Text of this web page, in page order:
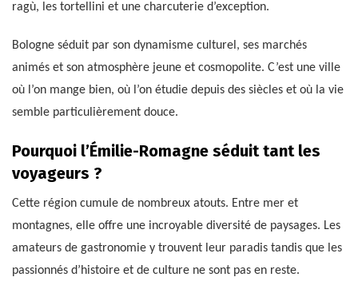
ragù, les tortellini et une charcuterie d’exception.
Bologne séduit par son dynamisme culturel, ses marchés
animés et son atmosphère jeune et cosmopolite. C’est une ville
où l’on mange bien, où l’on étudie depuis des siècles et où la vie
semble particulièrement douce.
Pourquoi l’Émilie-Romagne séduit tant les
voyageurs ?
Cette région cumule de nombreux atouts. Entre mer et
montagnes, elle offre une incroyable diversité de paysages. Les
amateurs de gastronomie y trouvent leur paradis tandis que les
passionnés d’histoire et de culture ne sont pas en reste.